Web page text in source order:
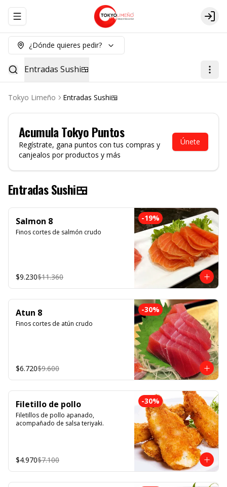
Abrir menu de navegación Login
¿Dónde quieres pedir?
Entradas Sushi🍱
Tokyo Limeño Entradas Sushi🍱
AcumulaTokyo Puntos
Regístrate, gana puntos con tus compras y
canjealos por productos y más
Únete
Entradas Sushi🍱
-19%
Salmon 8
Finos cortes de salmón crudo
$9.230$11.360
-30%
Atun 8
Finos cortes de atún crudo
$6.720$9.600
-30%
Filetillo de pollo
Filetillos de pollo apanado,
acompañado de salsa teriyaki.
$4.970$7.100